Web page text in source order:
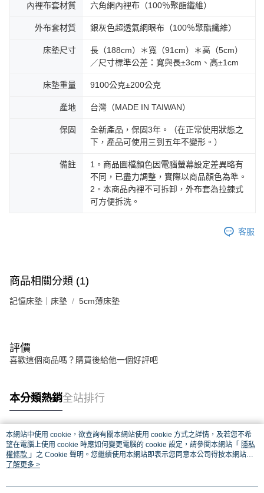
內裡布套材質 六角網內裡布（100％聚酯纖維）
外布套材質 銀灰色超透氣網眼布（100％聚酯纖維）
床墊尺寸
長（188cm）＊寬（91cm）＊高（5cm）
／尺寸標準公差：寬與長±3cm、高±1cm
床墊重量 9100公克±200公克
產地 台灣（MADE IN TAIWAN）
保固
全新產品，保固3年。（在正常使用狀態之
下，產品可使用三到五年不變形。）
備註
1。商品圖檔顏色因電腦螢幕設定差異略有
不同，已盡力調整，實際以商品顏色為準。
2。本商品內裡不可拆卸，外布套為拉鍊式
可方便拆洗。
客服
商品相關分類 (1)
記憶床墊｜床墊 5cm薄床墊
評價
喜歡這個商品嗎？購買後給他一個好評吧
本分類熱銷全站排行
熱門標籤
本網站中使用 cookie，欲查詢有關本網站使用 cookie 方式之詳情，及若您不希
望在電腦上使用 cookie 時應如何變更電腦的 cookie 設定，請參閱本網站「 隱私
權條款 」之 Cookie 聲明。您繼續使用本網站即表示您同意本公司得按本網站使
用條款之 Cookie 聲明使用 cookie。
了解更多 >